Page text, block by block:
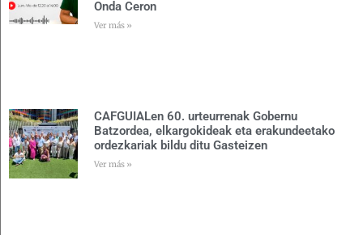
Onda Ceron
Ver más »
CAFGUIALen 60. urteurrenak Gobernu
Batzordea, elkargokideak eta erakundeetako
ordezkariak bildu ditu Gasteizen
Ver más »